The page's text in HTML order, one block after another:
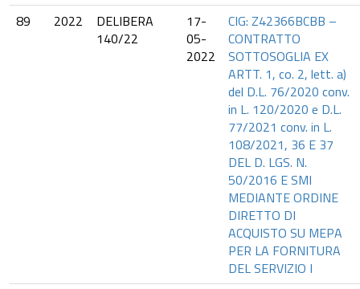
89
2022
DELIBERA
140/22
17-
05-
2022
CIG: Z42366BCBB –
CONTRATTO
SOTTOSOGLIA EX
ARTT. 1, co. 2, lett. a)
del D.L. 76/2020 conv.
in L. 120/2020 e D.L.
77/2021 conv. in L.
108/2021, 36 E 37
DEL D. LGS. N.
50/2016 E SMI
MEDIANTE ORDINE
DIRETTO DI
ACQUISTO SU MEPA
PER LA FORNITURA
DEL SERVIZIO I